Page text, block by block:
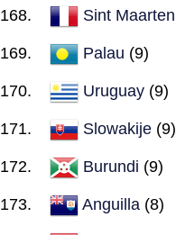
Sint Maarten
Palau (9)
Uruguay (9)
Slowakije (9)
Burundi (9)
Anguilla (8)